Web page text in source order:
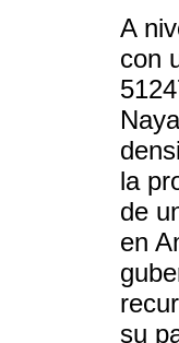
A
con
la
de
en
su